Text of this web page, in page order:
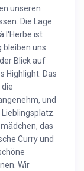
unseren
Die Lage
l'Herbe ist
bleiben uns
Blick auf
Highlight. Das
und
das
Curry und
Wir